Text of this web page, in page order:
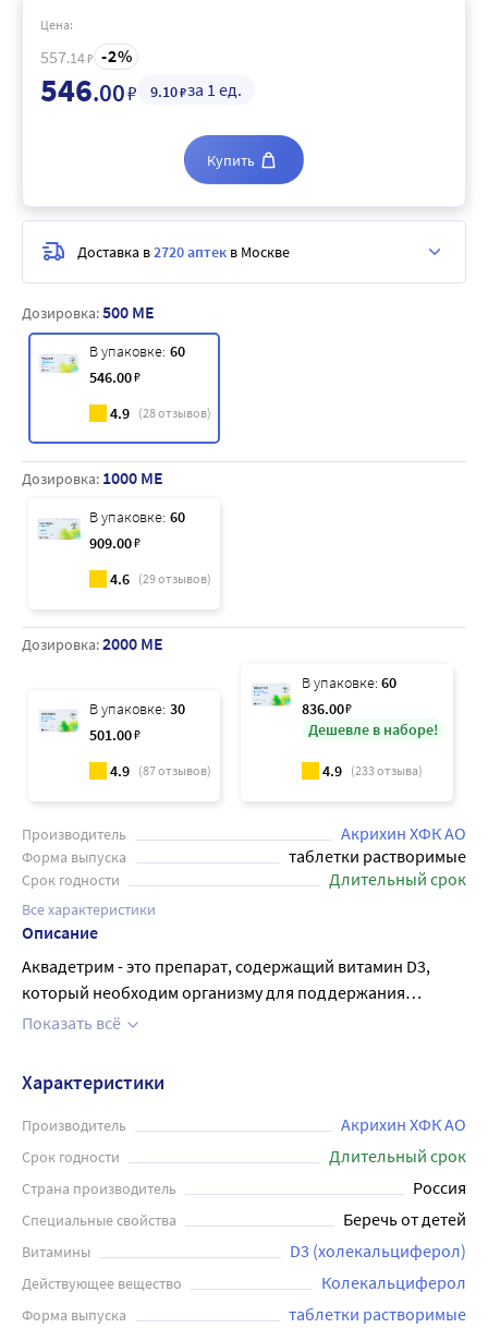
Дозировка:500 МЕ
В упаковке: 60
546.00₽
4.9 (28отзывов)
Дозировка: 1000 МЕ
В упаковке: 60
909.00₽
4.6 (29отзывов)
Дозировка:2000 МЕ
В упаковке: 30
501.00₽
4.9 (87отзывов)
В упаковке: 60
836.00₽
Дешевле в наборе!
4.9 (233отзыва)
Производитель Акрихин ХФК АО
Форма выпуска таблетки растворимые
Срок годности Длительный срок
Все характеристики
Описание
Аквадетрим - это препарат, содержащий витамин D3,
который необходим организму для поддержания
здоровья костей и зубов, а также для нормального
Препарат представлен в виде таблеток для приема
внутрь, которые растворятся в воде. В упаковке
содержится 60 таблеток, каждая из которых содержит
500 МЕ витамина D3. Аквадетрим рекомендуется для
период, когда недостаток солнечного света может
привести к дефициту витамина D3. Препарат следует
принимать только после предварительной консультации
с врачом и в соответствии с инструкцией по применению.
Показать всё
Цена:
557.14₽ 2
546.00₽ 9.10₽за 1 ед.
Купить
Доставка в2720 аптек в Москве
Характеристики
Производитель Акрихин ХФК АО
Срок годности Длительный срок
Страна производитель Россия
Специальные свойства Беречь от детей
Витамины D3 (холекальциферол)
Действующее вещество Колекальциферол
Форма выпуска таблетки растворимые